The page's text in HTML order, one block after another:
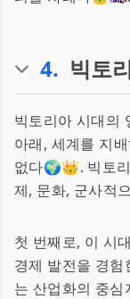
4. 빅토
빅토리아 시대의
아래, 세계를 지
없다🌍👑. 빅토
제, 문화, 군사적
첫 번째로, 이 시
경제 발전을 경
는 산업화의 중